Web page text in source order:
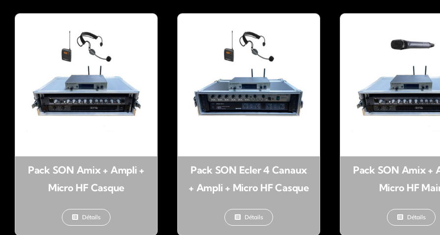
Pack SON Amix + Ampli +
Micro HF Casque
Détails
Pack SON Ecler 4 Canaux
+ Ampli + Micro HF Casque
Détails
Pack SON Amix +
Micro HF
Détails